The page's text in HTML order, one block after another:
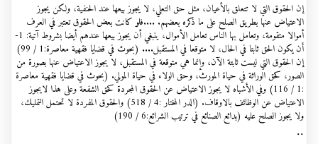
إن الحقوق التي لا تتعلق بالأعيان، مثل حق التعلي، لا يجوز بيعها عند الحنفية، ولكن يجوز
الاعتياض عنها بطريق الصلح على ما ذكره بعضهم. ....فلو كانت بعض الحقوق تعتبر في العرف
أموالا متقومة، وتعامل بها الناس تعامل الأموال، ينبغي أن يجوز بيعها عندهم أيضا بشروط آتية: 1-
أن يكون الحق ثابتا في الحال، لا متوقعا في المستقبل.... (بحوث في قضايا فقهية معاصرة:1 / 99)
إن الحقوق التي ليست ثابتة الآن، وإنما هي متوقعة في المستقبل، لا يجوز الاعتياض عنها بصورة من
الصور، كحق الوراثة في حياة المورث، وحق الولاء في حياة المولي. (بحوث في قضايا فقهية معاصرة
:1 / 116) وفي الأشباه لا يجوز الاعتياض عن الحقوق المجردة كحق الشفعة وعلى هذا لایجوز
الاعتیاض عن الوظائف بالاوقاف. (الدر المختار :4 / 518) والحقوق المفردة لا تحتمل التمليك،
ولا يجوز الصلح عليه (بدائع الصنائع في ترتيب الشرائع:6 / 190)
..